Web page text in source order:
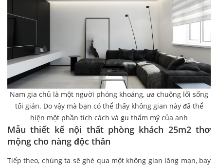
Nam gia chủ là một người phóng khoáng, ưa chuộng lối sống
tối giản. Do vậy mà bạn có thể thấy không gian này đã thể
hiện một phần tích cách và gu thẩm mỹ của anh
Mẫu thiết kế nội thất phòng khách 25m2 thơ
mộng cho nàng độc thân
Tiếp theo, chúng ta sẽ ghé qua một không gian lãng mạn, bay